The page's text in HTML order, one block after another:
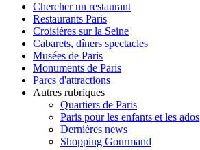
Chercher un restaurant
Restaurants Paris
Croisières sur la Seine
Cabarets, dîners spectacles
Musées de Paris
Monuments de Paris
Parcs d'attractions
Autres rubriques
Quartiers de Paris
Paris pour les enfants et les ados
Dernières news
Shopping Gourmand